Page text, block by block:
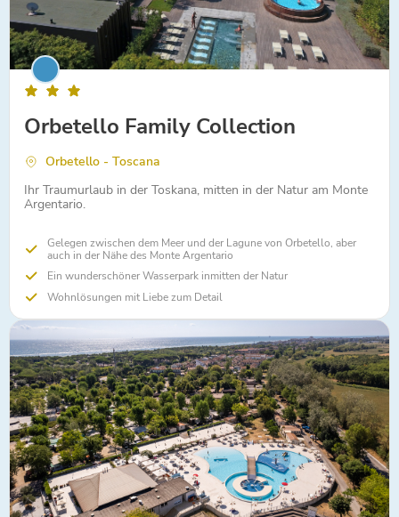
Orbetello Family Collection
Orbetello - Toscana
Ihr Traumurlaub in der Toskana, mitten in der Natur am Monte
Argentario.
Gelegen zwischen dem Meer und der Lagune von Orbetello, aber
auch in der Nähe des Monte Argentario
Ein wunderschöner Wasserpark inmitten der Natur
Wohnlösungen mit Liebe zum Detail